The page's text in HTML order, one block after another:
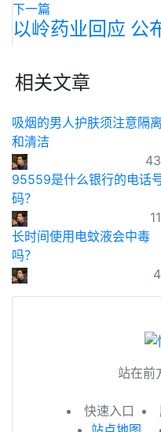
下一篇
以岭药业回应 公
相关文章
吸烟的男人护肤须注意隔离
和清洁
43
95559是什么银行的电话
码？
11
长时间使用电蚊液会中毒
吗？
4
站在前
快速入口